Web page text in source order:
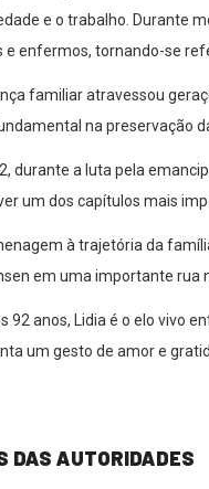
e o trabalho. Durante
e enfermos, tornando-se
familiar atravessou
na preservação
durante a luta pela
um dos capítulos mais
à trajetória da
em uma importante rua
92 anos, Lidia é o elo vivo
um gesto de amor e
DAS AUTORIDADES